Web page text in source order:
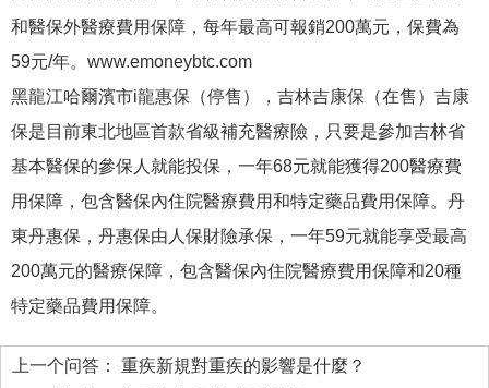
和醫保外醫療費用保障，每年最高可報銷200萬元，保費為
59元/年。www.emoneybtc.com
黑龍江哈爾濱市i龍惠保（停售），吉林吉康保（在售）吉康
保是目前東北地區首款省級補充醫療險，只要是參加吉林省
基本醫保的參保人就能投保，一年68元就能獲得200醫療費
用保障，包含醫保內住院醫療費用和特定藥品費用保障。丹
東丹惠保，丹惠保由人保財險承保，一年59元就能享受最高
200萬元的醫療保障，包含醫保內住院醫療費用保障和20種
特定藥品費用保障。
上一个问答： 重疾新規對重疾的影響是什麼？